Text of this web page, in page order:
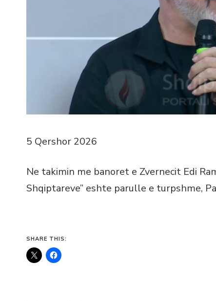
5 Qershor 2026
Ne takimin me banoret e Zvernecit Edi
Shqiptareve” eshte parulle e turpshme,
SHARE THIS: